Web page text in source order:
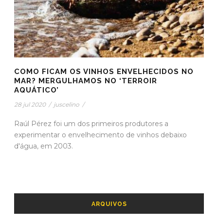
COMO FICAM OS VINHOS ENVELHECIDOS NO
MAR? MERGULHAMOS NO ‘TERROIR
AQUÁTICO’
28 jul 2020 / juscelino /
Raúl Pérez foi um dos primeiros produtores a
experimentar o envelhecimento de vinhos debaixo
d'água, em 2003.
ARQUIVOS